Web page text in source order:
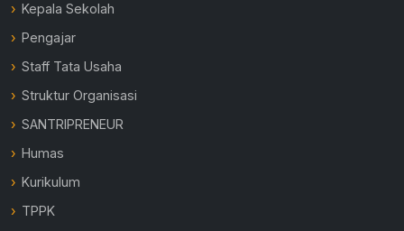
Kepala Sekolah
Pengajar
Staff Tata Usaha
Struktur Organisasi
SANTRIPRENEUR
Humas
Kurikulum
TPPK